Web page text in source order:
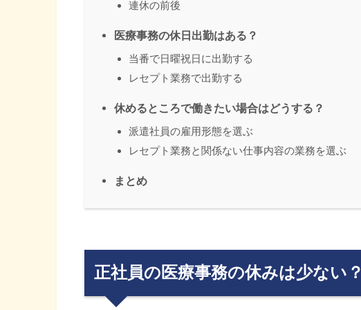
連休の前後
医療事務の休日出勤はある？
当番で日曜祝日に出勤する
レセプト業務で出勤する
休めるところで働きたい場合はどうする？
派遣社員の雇用形態を選ぶ
レセプト業務と関係ない仕事内容の業務を選ぶ
まとめ
正社員の医療事務の休みは少ない？